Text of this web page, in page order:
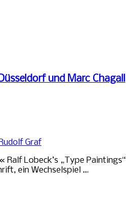
und Marc Chagall
Graf
Lobeck’s „Type Paintings“
ein Wechselspiel …